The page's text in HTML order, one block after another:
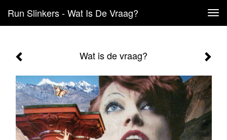
Run Slinkers - Wat Is De Vraag?
Wat is de vraag?